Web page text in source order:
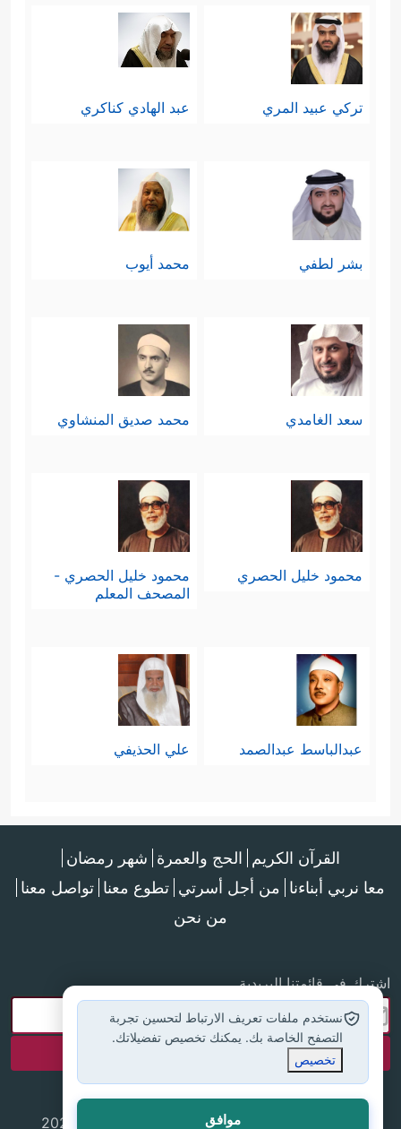
تركي عبيد المري عبد الهادي كناكري
بشر لطفي محمد أيوب
سعد الغامدي محمد صديق المنشاوي
محمود خليل الحصري
محمود خليل الحصري -
المصحف المعلم
عبدالباسط عبدالصمد علي الحذيفي
القرآن الكريم الحج والعمرة شهر رمضان
معا نربي أبناءنا من أجل أسرتي تطوع معنا تواصل معنا
من نحن
اشترك في قائمتنا البريدية
جميع الحقوق محفوظة لموقع إسلام أون لاين © 2025
نستخدم ملفات تعريف الارتباط لتحسين تجربة
التصفح الخاصة بك. يمكنك تخصيص تفضيلاتك.
تخصيص
موافق